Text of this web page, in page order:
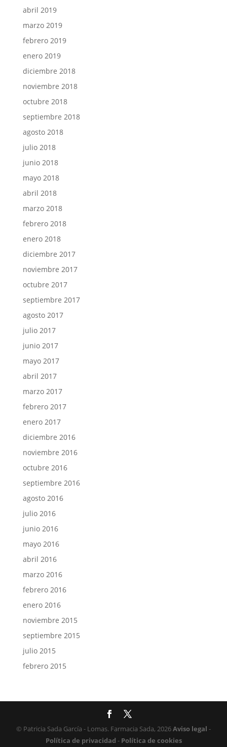
abril 2019
marzo 2019
febrero 2019
enero 2019
diciembre 2018
noviembre 2018
octubre 2018
septiembre 2018
agosto 2018
julio 2018
junio 2018
mayo 2018
abril 2018
marzo 2018
febrero 2018
enero 2018
diciembre 2017
noviembre 2017
octubre 2017
septiembre 2017
agosto 2017
julio 2017
junio 2017
mayo 2017
abril 2017
marzo 2017
febrero 2017
enero 2017
diciembre 2016
noviembre 2016
octubre 2016
septiembre 2016
agosto 2016
julio 2016
junio 2016
mayo 2016
abril 2016
marzo 2016
febrero 2016
enero 2016
noviembre 2015
septiembre 2015
julio 2015
febrero 2015
© Patricia Sada García - Lomas. Farmacia Sada, 2026Aviso legal -
Política de privacidad -Política de cookies